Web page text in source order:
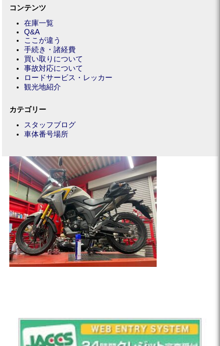
コンテンツ
在庫一覧
Q&A
ここが違う
手続き・諸経費
買い取りについて
事故対応について
ロードサービス・レッカー
観光地紹介
カテゴリー
スタッフブログ
車体番号場所